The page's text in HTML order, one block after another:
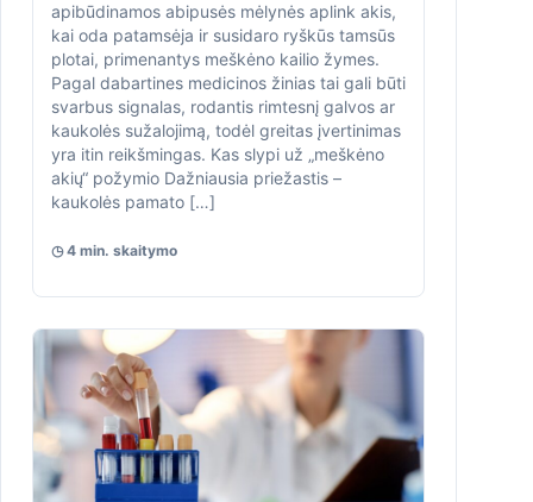
apibūdinamos abipusės mėlynės aplink akis,
kai oda patamsėja ir susidaro ryškūs tamsūs
plotai, primenantys meškėno kailio žymes.
Pagal dabartines medicinos žinias tai gali būti
svarbus signalas, rodantis rimtesnį galvos ar
kaukolės sužalojimą, todėl greitas įvertinimas
yra itin reikšmingas. Kas slypi už „meškėno
akių“ požymio Dažniausia priežastis –
kaukolės pamato […]
◷ 4 min. skaitymo